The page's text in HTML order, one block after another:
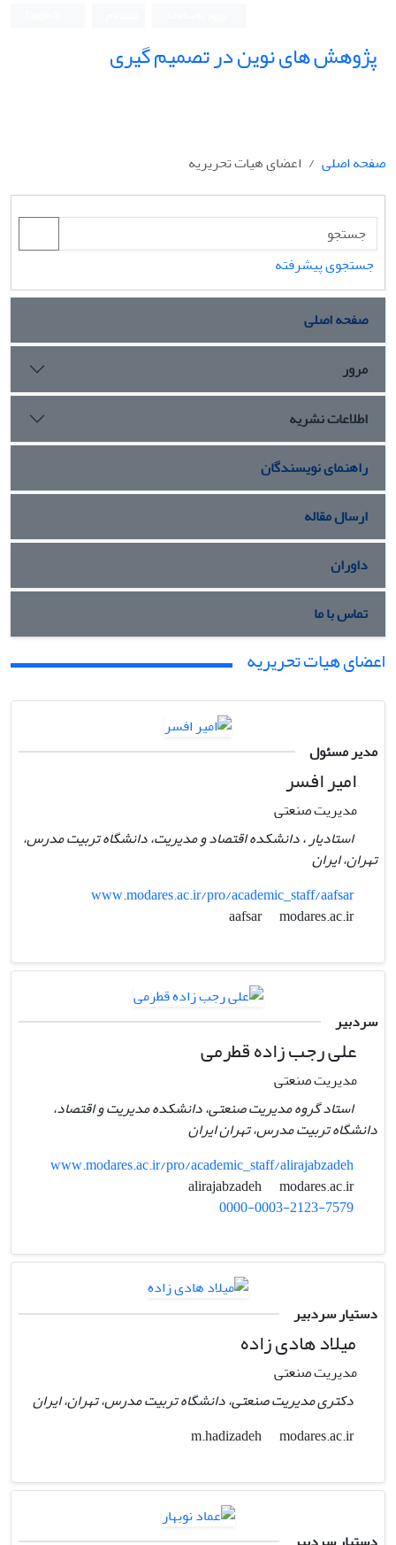
پژوهش های نوین در تصمیم گیری
صفحه اصلی اعضای هیات تحریریه
جستجوی پیشرفته
صفحه اصلی
مرور
اطلاعات نشریه
راهنمای نویسندگان
ارسال مقاله
داوران
تماس با ما
اعضای هیات تحریریه
مدیر مسئول
امیر افسر
مدیریت صنعتی
استادیار ، دانشکده اقتصاد و مدیریت، دانشگاه تربیت مدرس،
تهران، ایران
www.modares.ac.ir/pro/academic_staff/aafsar
aafsar
modares.ac.ir
سردبیر
علی رجب زاده قطرمی
مدیریت صنعتی
استاد گروه مدیریت صنعتی، دانشکده مدیریت و اقتصاد،
دانشگاه تربیت مدرس، تهران ایران
www.modares.ac.ir/pro/academic_staff/alirajabzadeh
alirajabzadeh
modares.ac.ir
0000-0003-2123-7579
دستیار سردبیر
میلاد هادی زاده
مدیریت صنعتی
دکتری مدیریت صنعتی، دانشگاه تربیت مدرس، تهران، ایران
m.hadizadeh
modares.ac.ir